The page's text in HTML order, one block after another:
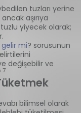
tuzları yerine
aşırıya
yiyecek olarak;
gelir mi? sorusunun
değişebilir ve
7
bilimsel olarak